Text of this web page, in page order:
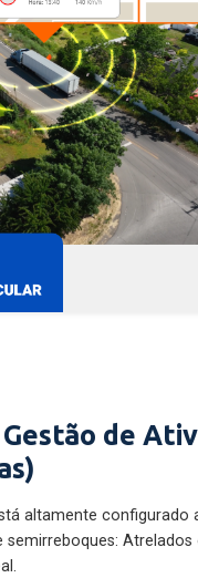
de
altamente configurado